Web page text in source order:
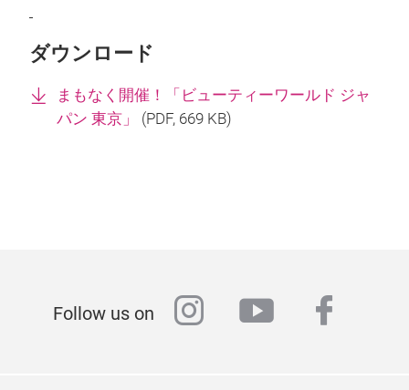
ダウンロード
まもなく開催！「ビューティーワールド ジャ
パン 東京」
(PDF, 669 KB)
Follow us on instagram
youtube